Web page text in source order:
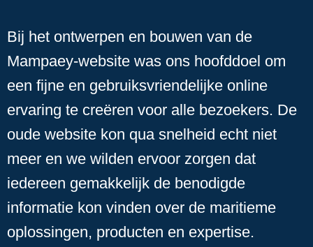
Bij het ontwerpen en bouwen van de
Mampaey-website was ons hoofddoel om
een fijne en gebruiksvriendelijke online
ervaring te creëren voor alle bezoekers. De
oude website kon qua snelheid echt niet
meer en we wilden ervoor zorgen dat
iedereen gemakkelijk de benodigde
informatie kon vinden over de maritieme
oplossingen, producten en expertise.